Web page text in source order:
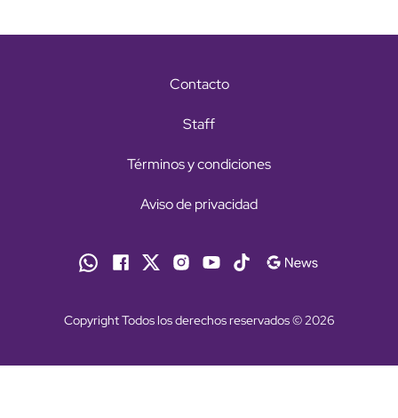
Contacto
Staff
Términos y condiciones
Aviso de privacidad
Copyright Todos los derechos reservados © 2026